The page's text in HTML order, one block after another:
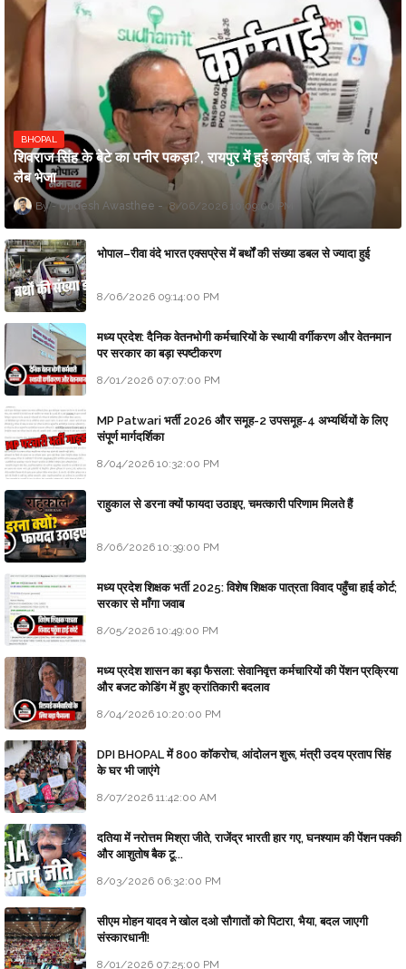
BHOPAL
शिवराज सिंह के बेटे का पनीर पकड़ा?, रायपुर में हुई कार्रवाई, जांच के लिए
लैब भेजा
Updesh Awasthee 8/06/2026 10:09:00 PM
भोपाल–रीवा वंदे भारत एक्सप्रेस में बर्थों की संख्या डबल से ज्यादा हुई
8/06/2026 09:14:00 PM
मध्य प्रदेश: दैनिक वेतनभोगी कर्मचारियों के स्थायी वर्गीकरण और वेतनमान
पर सरकार का बड़ा स्पष्टीकरण
8/01/2026 07:07:00 PM
MP Patwari भर्ती 2026 और समूह-2 उपसमूह-4 अभ्यर्थियों के लिए
संपूर्ण मार्गदर्शिका
8/04/2026 10:32:00 PM
राहुकाल से डरना क्यों फायदा उठाइए, चमत्कारी परिणाम मिलते हैं
8/06/2026 10:39:00 PM
मध्य प्रदेश शिक्षक भर्ती 2025: विशेष शिक्षक पात्रता विवाद पहुँचा हाई कोर्ट;
सरकार से माँगा जवाब
8/05/2026 10:49:00 PM
मध्य प्रदेश शासन का बड़ा फैसला: सेवानिवृत्त कर्मचारियों की पेंशन प्रक्रिया
और बजट कोडिंग में हुए क्रांतिकारी बदलाव
8/04/2026 10:20:00 PM
DPI BHOPAL में 800 कॉकरोच, आंदोलन शुरू, मंत्री उदय प्रताप सिंह
के घर भी जाएंगे
8/07/2026 11:42:00 AM
दतिया में नरोत्तम मिश्रा जीते, राजेंद्र भारती हार गए, घनश्याम की पेंशन पक्की
और आशुतोष बैक टू...
8/03/2026 06:32:00 PM
सीएम मोहन यादव ने खोल दओ सौगातों को पिटारा, भैया, बदल जाएगी
संस्कारधानी!
8/01/2026 07:25:00 PM